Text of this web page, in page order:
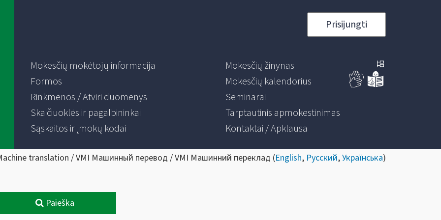
Prisijungti
Mokesčių mokėtojų informacija
Formos
Rinkmenos / Atviri duomenys
Skaičiuoklės ir pagalbininkai
Sąskaitos ir įmokų kodai
Mokesčių žinynas
Mokesčių kalendorius
Seminarai
Tarptautinis apmokestinimas
Kontaktai / Apklausa
translation / VMI Машинный перевод / VMI Машинний переклад (English, Русский,Українська)
Paieška